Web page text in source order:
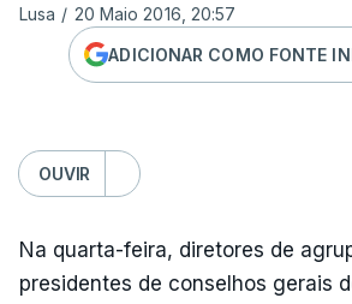
Lusa / 20 Maio 2016, 20:57
ADICIONAR COMO FONTE
OUVIR
Na quarta-feira, diretores de
presidentes de conselhos gerais